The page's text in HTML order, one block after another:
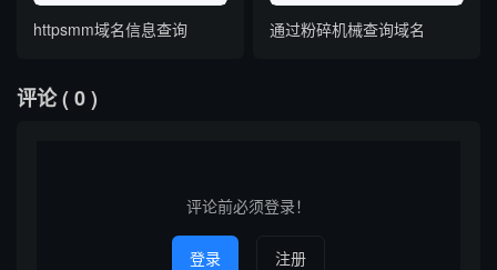
httpsmm域名信息查询 通过粉碎机械查询域名
评论( 0 )
评论前必须登录！
登录 注册